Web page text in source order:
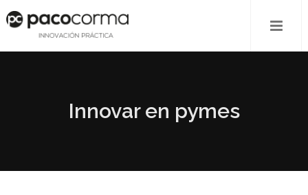
Innovar en pymes